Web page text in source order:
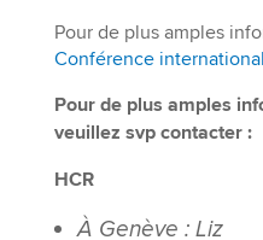
Pour de plus amples
Conférence
Pour de plus amples
veuillez svp contacter :
HCR
À Genève : Liz